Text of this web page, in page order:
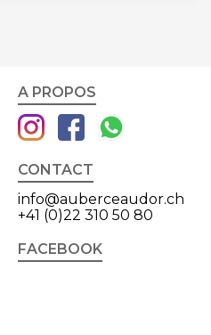
A PROPOS
CONTACT
info@auberceaudor.ch
+41 (0)22 310 50 80
FACEBOOK